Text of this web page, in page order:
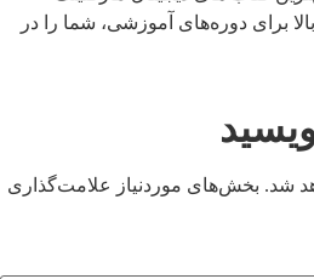
برای دوره‌های آموزشی، شما را در
شد. بخش‌های موردنیاز علامت‌گذاری